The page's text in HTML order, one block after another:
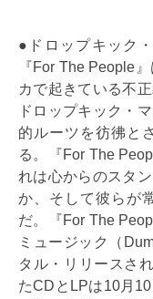
●ドロップキック
『For The People
カで起きている不
ドロップキック・
的ルーツを彷彿と
る。『For The
れは心からのスタ
か、そして彼らが
だ。『For The
ミュージック（
タル・リリースさ
たCDとLPは10月